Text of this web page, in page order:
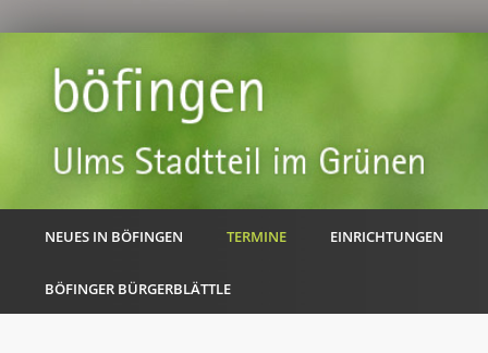
NEUES IN BÖFINGEN TERMINE EINRICHTUNGEN
BÖFINGER BÜRGERBLÄTTLE